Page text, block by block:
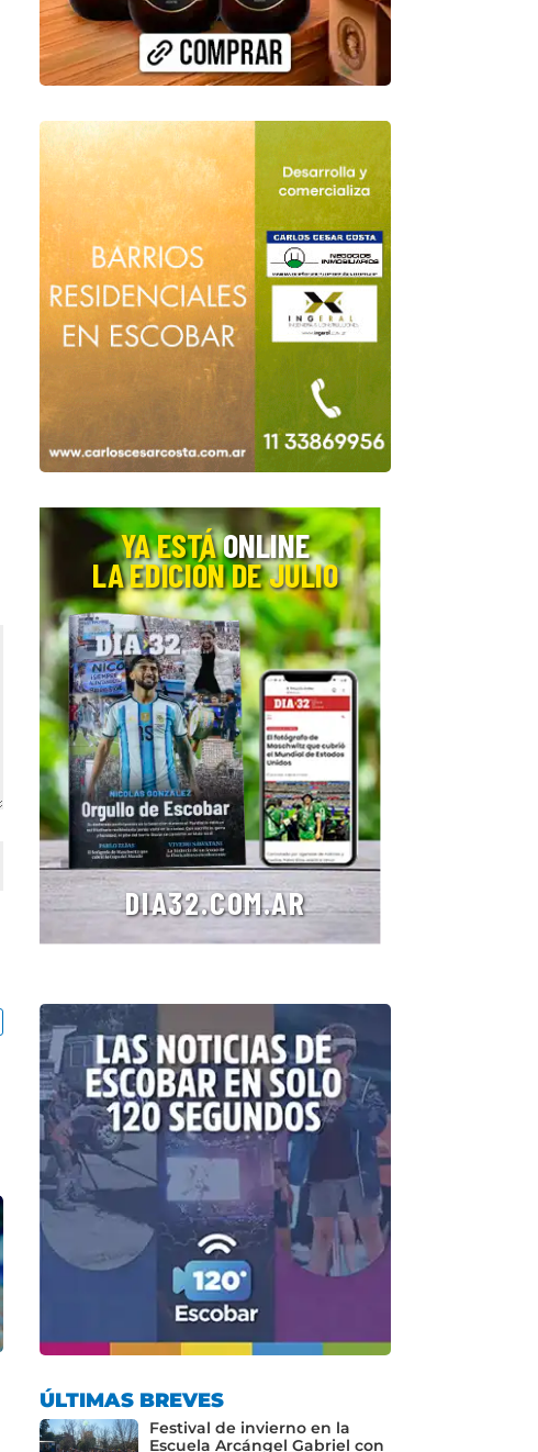
ÚLTIMAS BREVES
Festival de invierno en la
Escuela Arcángel Gabriel con